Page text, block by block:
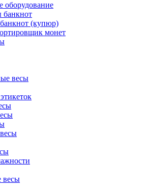
оборудование
банкнот
(купюр)
монет
весы
весы